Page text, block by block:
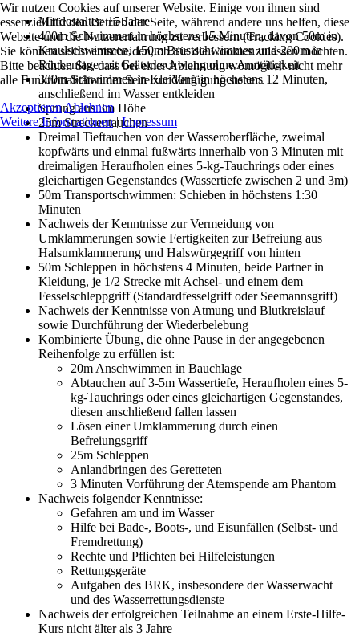
Mindestalter: 15 Jahre
400m Schwimmen in höchstens 15 Minuten, davon 50m in
Kraulschwimmen, 150m Brustschwimmen und 200m in
Rückenlage mit Grätschschwung ohne Armtätigkeit
300m Schwimmen in Kleidung in höchstens 12 Minuten,
anschließend im Wasser entkleiden
Sprung aus 3m Höhe
25m Streckentauchen
Dreimal Tieftauchen von der Wasseroberfläche, zweimal
kopfwärts und einmal fußwärts innerhalb von 3 Minuten mit
dreimaligen Heraufholen eines 5-kg-Tauchrings oder eines
gleichartigen Gegenstandes (Wassertiefe zwischen 2 und 3m)
50m Transportschwimmen: Schieben in höchstens 1:30
Minuten
Nachweis der Kenntnisse zur Vermeidung von
Umklammerungen sowie Fertigkeiten zur Befreiung aus
Halsumklammerung und Halswürgegriff von hinten
50m Schleppen in höchstens 4 Minuten, beide Partner in
Kleidung, je 1/2 Strecke mit Achsel- und einem dem
Fesselschleppgriff (Standardfesselgriff oder Seemannsgriff)
Nachweis der Kenntnisse von Atmung und Blutkreislauf
sowie Durchführung der Wiederbelebung
Kombinierte Übung, die ohne Pause in der angegebenen
Reihenfolge zu erfüllen ist:
20m Anschwimmen in Bauchlage
Abtauchen auf 3-5m Wassertiefe, Heraufholen eines 5-
kg-Tauchrings oder eines gleichartigen Gegenstandes,
diesen anschließend fallen lassen
Lösen einer Umklammerung durch einen
Befreiungsgriff
25m Schleppen
Anlandbringen des Geretteten
3 Minuten Vorführung der Atemspende am Phantom
Nachweis folgender Kenntnisse:
Gefahren am und im Wasser
Hilfe bei Bade-, Boots-, und Eisunfällen (Selbst- und
Fremdrettung)
Rechte und Pflichten bei Hilfeleistungen
Rettungsgeräte
Aufgaben des BRK, insbesondere der Wasserwacht
und des Wasserrettungsdienste
Nachweis der erfolgreichen Teilnahme an einem Erste-Hilfe-
Kurs nicht älter als 3 Jahre
Wir nutzen Cookies auf unserer Website. Einige von ihnen sind
essenziell für den Betrieb der Seite, während andere uns helfen, diese
Website und die Nutzererfahrung zu verbessern (Tracking Cookies).
Sie können selbst entscheiden, ob Sie die Cookies zulassen möchten.
Bitte beachten Sie, dass bei einer Ablehnung womöglich nicht mehr
alle Funktionalitäten der Seite zur Verfügung stehen.
AkzeptierenAblehnen
Weitere Informationen|Impressum